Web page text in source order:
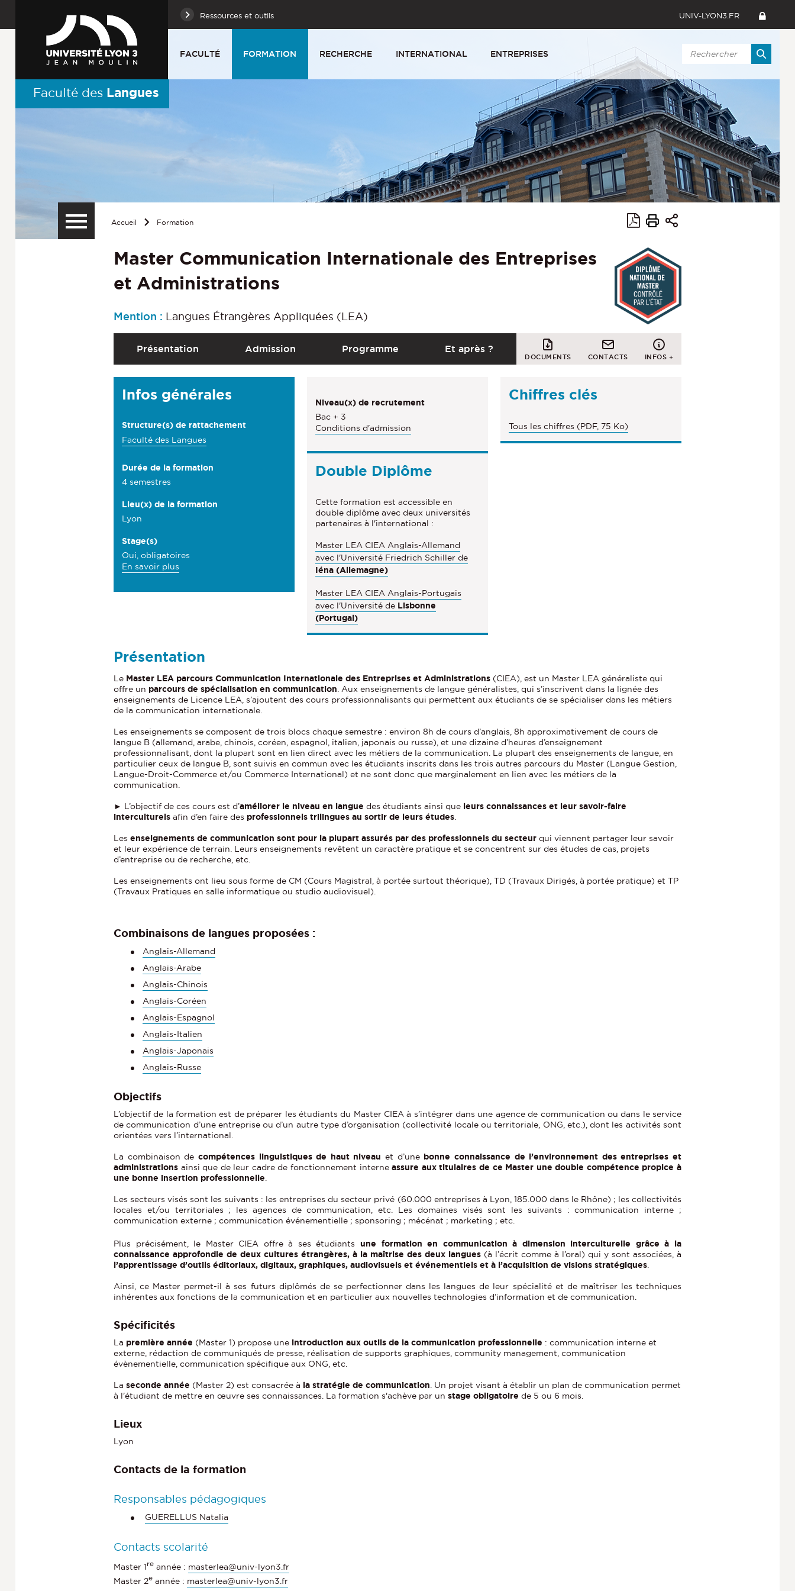
Ressources et outils UNIV-LYON3.FR
FACULTÉ FORMATION RECHERCHE INTERNATIONAL ENTREPRISES
Faculté des Langues
Accueil Formation
Master Communication Internationale des Entreprises
et Administrations
Mention : Langues Étrangères Appliquées (LEA)
c
s
d
e
l
a
f
i
c
h
e
Présentation Admission Programme Et après ?
l
o
DOCUMENTS CONTACTS INFOS +
D
Infos générales
Structure(s) de rattachement
Faculté des Langues
Durée de la formation
4 semestres
Lieu(x) de la formation
Lyon
Stage(s)
Oui, obligatoires
En savoir plus
r
d
s
S
t
a
e
(
s
)
Niveau(x) de recrutement
Bac + 3
Conditions d'admission
Double Diplôme
Cette formation est accessible en
double diplôme avec deux universités
partenaires à l'international :
Master LEA CIEA Anglais-Allemand
avec l'Université Friedrich Schiller de
Iéna (Allemagne)
Master LEA CIEA Anglais-Portugais
avec l'Université de Lisbonne
(Portugal)
Chiffres clés
Tous les chiffres (PDF, 75 Ko)
Présentation
Le Master LEA parcours Communication Internationale des Entreprises et Administrations (CIEA), est un Master LEA généraliste qui
offre un parcours de spécialisation en communication. Aux enseignements de langue généralistes, qui s’inscrivent dans la lignée des
enseignements de Licence LEA, s’ajoutent des cours professionnalisants qui permettent aux étudiants de se spécialiser dans les métiers
de la communication internationale.
Les enseignements se composent de trois blocs chaque semestre : environ 8h de cours d’anglais, 8h approximativement de cours de
langue B (allemand, arabe, chinois, coréen, espagnol, italien, japonais ou russe), et une dizaine d’heures d’enseignement
professionnalisant, dont la plupart sont en lien direct avec les métiers de la communication. La plupart des enseignements de langue, en
particulier ceux de langue B, sont suivis en commun avec les étudiants inscrits dans les trois autres parcours du Master (Langue Gestion,
Langue-Droit-Commerce et/ou Commerce International) et ne sont donc que marginalement en lien avec les métiers de la
communication.
► L’objectif de ces cours est d’améliorer le niveau en langue des étudiants ainsi que leurs connaissances et leur savoir-faire
interculturels afin d’en faire des professionnels trilingues au sortir de leurs études.
Les enseignements de communication sont pour la plupart assurés par des professionnels du secteur qui viennent partager leur savoir
et leur expérience de terrain. Leurs enseignements revêtent un caractère pratique et se concentrent sur des études de cas, projets
d’entreprise ou de recherche, etc.
Les enseignements ont lieu sous forme de CM (Cours Magistral, à portée surtout théorique), TD (Travaux Dirigés, à portée pratique) et TP
(Travaux Pratiques en salle informatique ou studio audiovisuel).
Combinaisons de langues proposées :
Anglais-Allemand
Anglais-Arabe
Anglais-Chinois
Anglais-Coréen
Anglais-Espagnol
Anglais-Italien
Anglais-Japonais
Anglais-Russe
Objectifs
L’objectif de la formation est de préparer les étudiants du Master CIEA à s’intégrer dans une agence de communication ou dans le service
de communication d’une entreprise ou d’un autre type d’organisation (collectivité locale ou territoriale, ONG, etc.), dont les activités sont
orientées vers l’international.
La combinaison de compétences linguistiques de haut niveau et d’une bonne connaissance de l’environnement des entreprises et
administrations ainsi que de leur cadre de fonctionnement interneassure aux titulaires de ce Master une double compétence propice à
une bonne insertion professionnelle.
Les secteurs visés sont les suivants : les entreprises du secteur privé (60.000 entreprises à Lyon, 185.000 dans le Rhône) ; les collectivités
locales et/ou territoriales ; les agences de communication, etc. Les domaines visés sont les suivants : communication interne ;
communication externe ; communication événementielle ; sponsoring ; mécénat ; marketing ; etc.
Plus précisément, le Master CIEA offre à ses étudiants une formation en communication à dimension interculturelle grâce à la
connaissance approfondie de deux cultures étrangères, à la maîtrise des deux langues (à l’écrit comme à l’oral) qui y sont associées, à
l’apprentissage d’outils éditoriaux, digitaux, graphiques, audiovisuels et événementiels et à l’acquisition de visions stratégiques.
Ainsi, ce Master permet-il à ses futurs diplômés de se perfectionner dans les langues de leur spécialité et de maîtriser les techniques
inhérentes aux fonctions de la communication et en particulier aux nouvelles technologies d’information et de communication.
Spécificités
La première année (Master 1) propose une introduction aux outils de la communication professionnelle : communication interne et
externe, rédaction de communiqués de presse, réalisation de supports graphiques, community management, communication
évènementielle, communication spécifique aux ONG, etc.
La seconde année (Master 2) est consacrée à la stratégie de communication. Un projet visant à établir un plan de communication permet
à l'étudiant de mettre en œuvre ses connaissances. La formation s'achève par un stage obligatoire de 5 ou 6 mois.
Lieux
Lyon
Contacts de la formation
Responsables pédagogiques
GUERELLUS Natalia
Contacts scolarité
Master 1re année : masterlea@univ-lyon3.fr
Master 2e année : masterlea@univ-lyon3.fr